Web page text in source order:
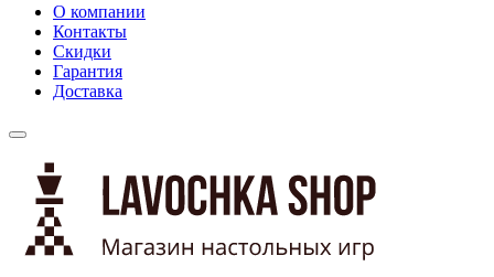
О компании
Контакты
Скидки
Гарантия
Доставка